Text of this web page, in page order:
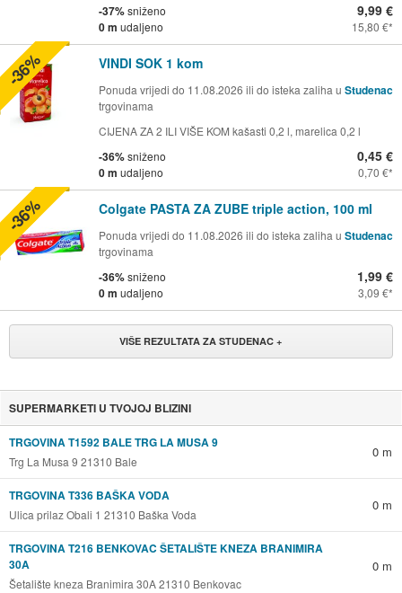
-37%sniženo
0 m udaljeno
9,99 €
15,80 €
VINDI SOK 1 kom
Ponuda vrijedi do 11.08.2026 ili do isteka zaliha u Studenac
trgovinama
CIJENA ZA 2 ILI VIŠE KOM kašasti 0,2 l, marelica 0,2 l
-36%sniženo
0 m udaljeno
0,45 €
0,70 €
-36%
Colgate PASTA ZA ZUBE triple action, 100 ml
Ponuda vrijedi do 11.08.2026 ili do isteka zaliha u Studenac
trgovinama
-36%sniženo
0 m udaljeno
1,99 €
3,09 €
-36%
VIŠE REZULTATA ZA STUDENAC +
SUPERMARKETI U TVOJOJ BLIZINI
TRGOVINA T1592 BALE TRG LA MUSA 9
Trg La Musa 9 21310 Bale
0 m
TRGOVINA T336 BAŠKA VODA
Ulica prilaz Obali 1 21310 Baška Voda
0 m
TRGOVINA T216 BENKOVAC ŠETALIŠTE KNEZA BRANIMIRA
30A
Šetalište kneza Branimira 30A 21310 Benkovac
0 m